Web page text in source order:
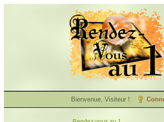
Bienvenue, Visiteur !